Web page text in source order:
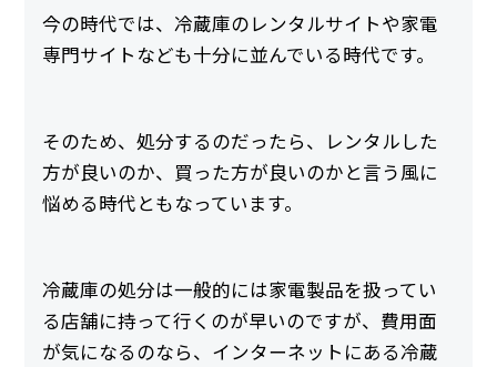
今の時代では、冷蔵庫のレンタルサイトや家電
専門サイトなども十分に並んでいる時代です。
そのため、処分するのだったら、レンタルした
方が良いのか、買った方が良いのかと言う風に
悩める時代ともなっています。
冷蔵庫の処分は一般的には家電製品を扱ってい
る店舗に持って行くのが早いのですが、費用面
が気になるのなら、インターネットにある冷蔵